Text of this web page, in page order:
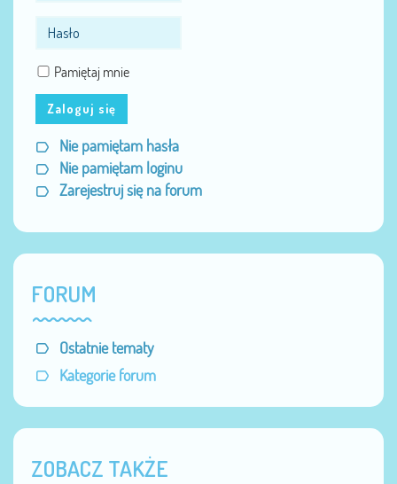
Pamiętaj mnie
Zaloguj się
Nie pamiętam hasła
Nie pamiętam loginu
Zarejestruj się na forum
FORUM
Ostatnie tematy
Kategorie forum
ZOBACZ TAKŻE